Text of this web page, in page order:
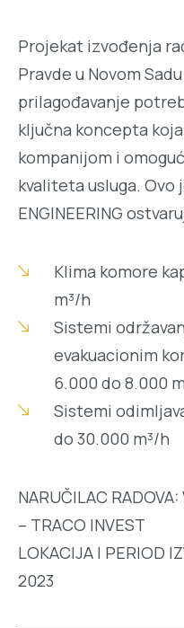
Projekat izvođenja
Pravde u Novom
prilagođavanje
ključna koncepta
kompanijom i
kvaliteta usluga. Ovo
ENGINEERING
Klima komore
m³/h
Sistemi
evakuacionim
6.000 do 8.000
Sistemi
do 30.000 m³/h
NARUČILAC
– TRACO INVEST
LOKACIJA I PERIOD
2023